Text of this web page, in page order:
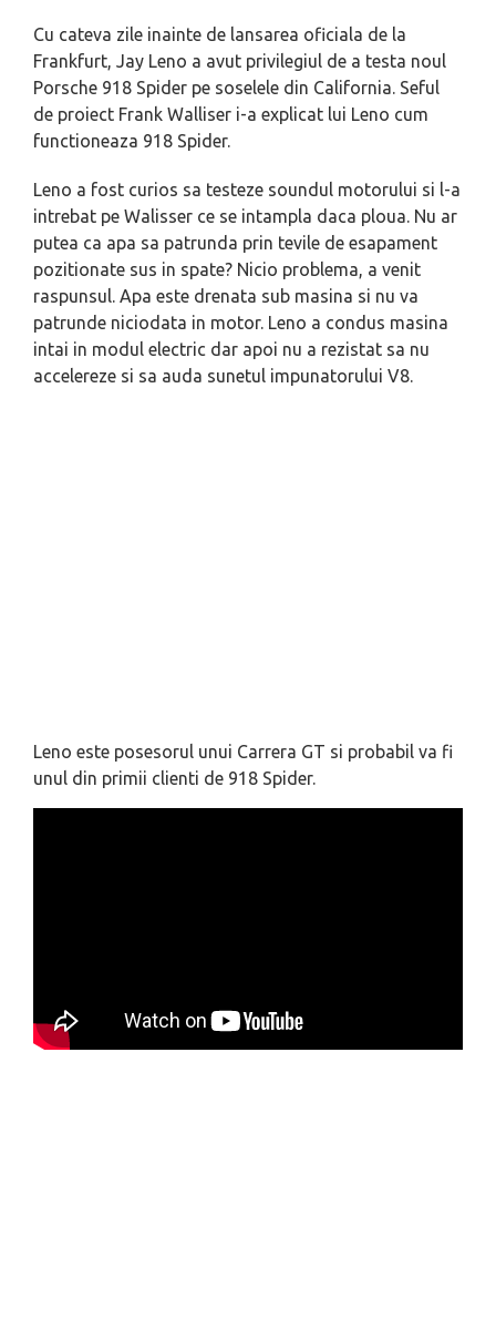
Cu cateva zile inainte de lansarea oficiala de la
Frankfurt, Jay Leno a avut privilegiul de a testa noul
Porsche 918 Spider pe soselele din California. Seful
de proiect Frank Walliser i-a explicat lui Leno cum
functioneaza 918 Spider.
Leno a fost curios sa testeze soundul motorului si l-a
intrebat pe Walisser ce se intampla daca ploua. Nu ar
putea ca apa sa patrunda prin tevile de esapament
pozitionate sus in spate? Nicio problema, a venit
raspunsul. Apa este drenata sub masina si nu va
patrunde niciodata in motor. Leno a condus masina
intai in modul electric dar apoi nu a rezistat sa nu
accelereze si sa auda sunetul impunatorului V8.
Leno este posesorul unui Carrera GT si probabil va fi
unul din primii clienti de 918 Spider.